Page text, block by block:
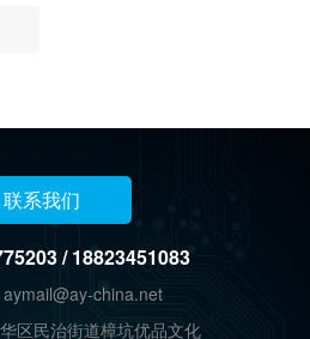
联系我们
/ 18823451083
china.net
区民治街道樟坑优品文化